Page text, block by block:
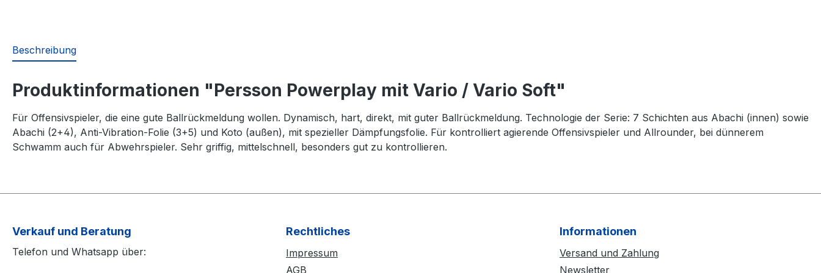
Beschreibung
Produktinformationen "Persson Powerplay mit Vario / Vario Soft"
Für Offensivspieler, die eine gute Ballrückmeldung wollen. Dynamisch, hart, direkt, mit guter Ballrückmeldung. Technologie der Serie: 7 Schichten aus Abachi (innen) sowie
Abachi (2+4), Anti-Vibration-Folie (3+5) und Koto (außen), mit spezieller Dämpfungsfolie. Für kontrolliert agierende Offensivspieler und Allrounder, bei dünnerem
Schwamm auch für Abwehrspieler. Sehr griffig, mittelschnell, besonders gut zu kontrollieren.
Verkauf und Beratung
Telefon und Whatsapp über:
Rechtliches
Impressum
AGB
Informationen
Versand und Zahlung
Newsletter